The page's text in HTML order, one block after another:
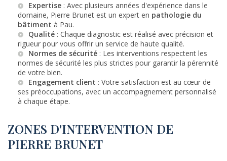
Expertise : Avec plusieurs années d'expérience dans le
domaine, Pierre Brunet est un expert en pathologie du
bâtiment à Pau.
Qualité : Chaque diagnostic est réalisé avec précision et
rigueur pour vous offrir un service de haute qualité.
Normes de sécurité : Les interventions respectent les
normes de sécurité les plus strictes pour garantir la pérennité
de votre bien.
Engagement client : Votre satisfaction est au cœur de
ses préoccupations, avec un accompagnement personnalisé
à chaque étape.
ZONES D'INTERVENTION DE
PIERRE BRUNET